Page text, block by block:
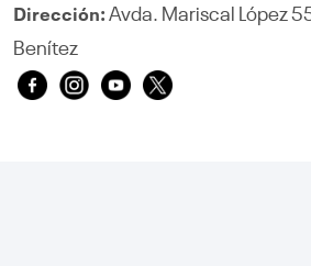
Dirección: Avda. Mariscal López
Benítez